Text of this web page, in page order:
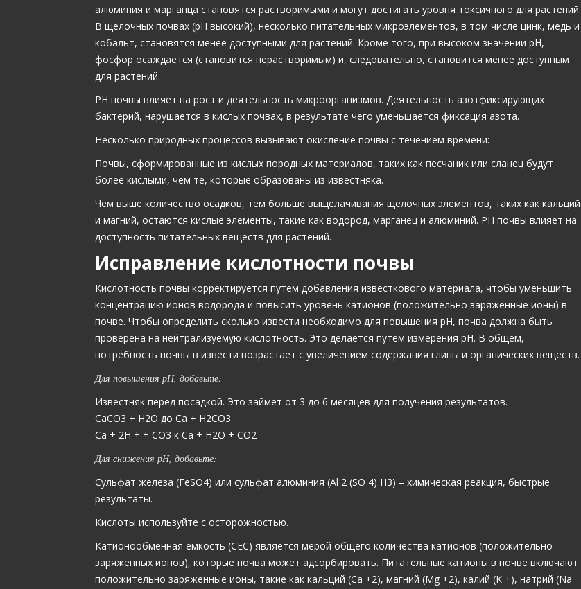
алюминия и марганца становятся растворимыми и могут достигать уровня токсичного для растений.
В щелочных почвах (рН высокий), несколько питательных микроэлементов, в том числе цинк, медь и
кобальт, становятся менее доступными для растений. Кроме того, при высоком значении рН,
фосфор осаждается (становится нерастворимым) и, следовательно, становится менее доступным
для растений.
РН почвы влияет на рост и деятельность микроорганизмов. Деятельность азотфиксирующих
бактерий, нарушается в кислых почвах, в результате чего уменьшается фиксация азота.
Несколько природных процессов вызывают окисление почвы с течением времени:
Почвы, сформированные из кислых породных материалов, таких как песчаник или сланец будут
более кислыми, чем те, которые образованы из известняка.
Чем выше количество осадков, тем больше выщелачивания щелочных элементов, таких как кальций
и магний, остаются кислые элементы, такие как водород, марганец и алюминий. РН почвы влияет на
доступность питательных веществ для растений.
Исправление кислотности почвы
Кислотность почвы корректируется путем добавления известкового материала, чтобы уменьшить
концентрацию ионов водорода и повысить уровень катионов (положительно заряженные ионы) в
почве. Чтобы определить сколько извести необходимо для повышения рН, почва должна быть
проверена на нейтрализуемую кислотность. Это делается путем измерения рН. В общем,
потребность почвы в извести возрастает с увеличением содержания глины и органических веществ.
Для повышения рН, добавьте:
Известняк перед посадкой. Это займет от 3 до 6 месяцев для получения результатов.
CaCO3 + H2O до Ca + H2CO3
Ca + 2Н + + CO3 к Ca + H2O + CO2
Для снижения рН, добавьте:
Сульфат железа (FeSO4) или сульфат алюминия (Al 2 (SO 4) Н3) – химическая реакция, быстрые
результаты.
Кислоты используйте с осторожностью.
Катионообменная емкость (CEC) является мерой общего количества катионов (положительно
заряженных ионов), которые почва может адсорбировать. Питательные катионы в почве включают
положительно заряженные ионы, такие как кальций (Са +2), магний (Mg +2), калий (K +), натрий (Na